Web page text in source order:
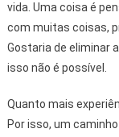
vida. Uma coisa é
com muitas coisas,
Gostaria de eliminar
isso não é possível.
Quanto mais
Por isso, um